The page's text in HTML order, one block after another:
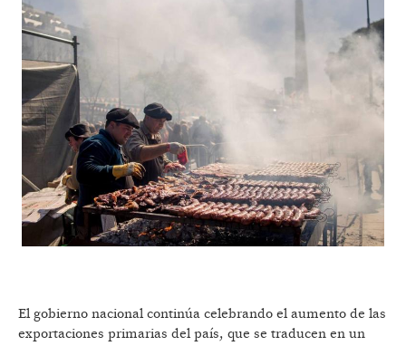
El gobierno nacional continúa celebrando el aumento de las
exportaciones primarias del país, que se traducen en un